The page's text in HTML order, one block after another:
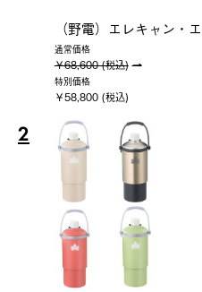
（野電）エレキャン・
通常価格
￥68,600 (税込)
特別価格
￥58,800 (税込)
2